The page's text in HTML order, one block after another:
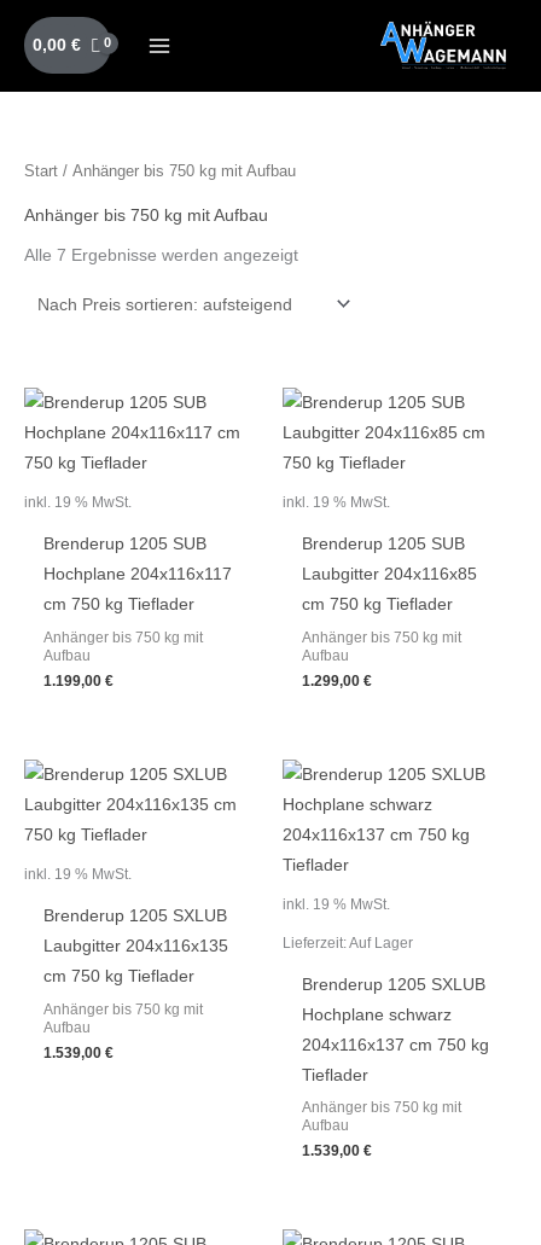
Inhalt
springen
0,00€
Start / Anhänger bis 750 kg mit Aufbau
Anhänger bis 750 kg mit Aufbau
Alle 7 Ergebnisse werden angezeigt
inkl. 19 % MwSt.
Brenderup 1205 SUB
Hochplane 204x116x117
cm 750 kg Tieflader
Anhänger bis 750 kg mit
Aufbau
1.199,00€
inkl. 19 % MwSt.
Brenderup 1205 SUB
Laubgitter 204x116x85
cm 750 kg Tieflader
Anhänger bis 750 kg mit
Aufbau
1.299,00€
inkl. 19 % MwSt.
Brenderup 1205 SXLUB
Laubgitter 204x116x135
cm 750 kg Tieflader
Anhänger bis 750 kg mit
Aufbau
1.539,00€
inkl. 19 % MwSt.
Lieferzeit:Auf Lager
Brenderup 1205 SXLUB
Hochplane schwarz
204x116x137 cm 750 kg
Tieflader
Anhänger bis 750 kg mit
Aufbau
1.539,00€